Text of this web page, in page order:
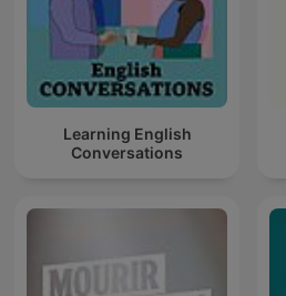
Learning English
Conversations